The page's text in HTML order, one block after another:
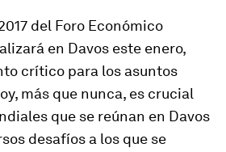
del Foro Económico
en Davos este enero,
crítico para los asuntos
más que nunca, es crucial
que se reúnan en Davos
desafíos a los que se